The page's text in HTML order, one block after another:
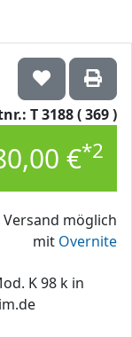
T 3188 ( 369 )
€*2
Versand möglich
mit Overnite
K 98 k in